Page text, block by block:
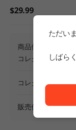
$29.99
商品価格
コレクション割引
コレクション割引
販売価格(割引含む)
ただい
しばら
ただい